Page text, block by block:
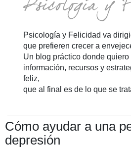
Psicología y Felicidad va
que prefieren crecer a
Un blog práctico donde quiero
información, recursos y
feliz,
que al final es de lo que se
Cómo ayudar a una
depresión